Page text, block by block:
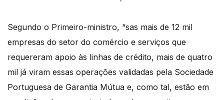
Segundo o Primeiro-ministro, “sas mais de 12 mil
empresas do setor do comércio e serviços que
requereram apoio às linhas de crédito, mais de quatro
mil já viram essas operações validadas pela Sociedade
Portuguesa de Garantia Mútua e, como tal, estão em